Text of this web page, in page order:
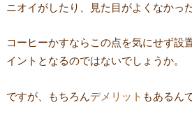
ニオイがしたり、見た目がよくなかっ
コーヒーかすならこの点を気にせず設
イントとなるのではないでしょうか。
ですが、もちろんデメリット もあるん